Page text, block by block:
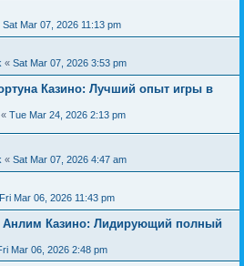
Sat Mar 07, 2026 11:13 pm
« Sat Mar 07, 2026 3:53 pm
Казино: Лучший опыт игры в
« Tue Mar 24, 2026 2:13 pm
« Sat Mar 07, 2026 4:47 am
Fri Mar 06, 2026 11:43 pm
Анлим Казино: Лидирующий полный
Mar 06, 2026 2:48 pm